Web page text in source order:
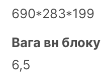
690*283*199
Вага вн
6,5